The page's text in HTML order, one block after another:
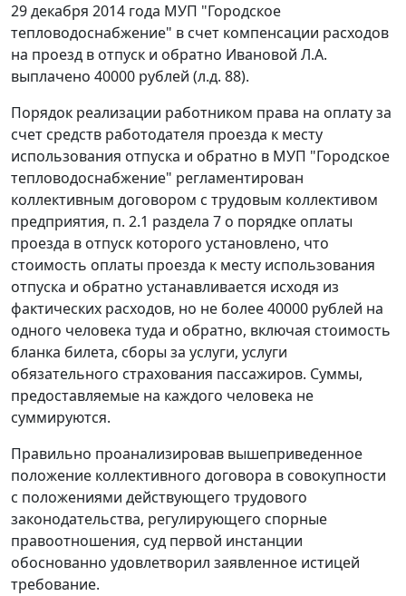
29 декабря 2014 года МУП "Городское
тепловодоснабжение" в счет компенсации расходов
на проезд в отпуск и обратно Ивановой Л.А.
выплачено 40000 рублей (л.д. 88).
Порядок реализации работником права на оплату за
счет средств работодателя проезда к месту
использования отпуска и обратно в МУП "Городское
тепловодоснабжение" регламентирован
коллективным договором с трудовым коллективом
предприятия, п. 2.1 раздела 7 о порядке оплаты
проезда в отпуск которого установлено, что
стоимость оплаты проезда к месту использования
отпуска и обратно устанавливается исходя из
фактических расходов, но не более 40000 рублей на
одного человека туда и обратно, включая стоимость
бланка билета, сборы за услуги, услуги
обязательного страхования пассажиров. Суммы,
предоставляемые на каждого человека не
суммируются.
Правильно проанализировав вышеприведенное
положение коллективного договора в совокупности
с положениями действующего трудового
законодательства, регулирующего спорные
правоотношения, суд первой инстанции
обоснованно удовлетворил заявленное истицей
требование.